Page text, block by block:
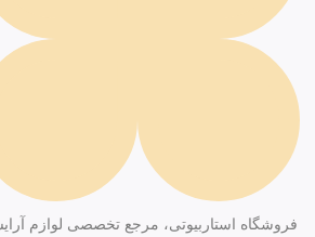
فروشگاه استاربیوتی، مرجع تخصصی لوازم